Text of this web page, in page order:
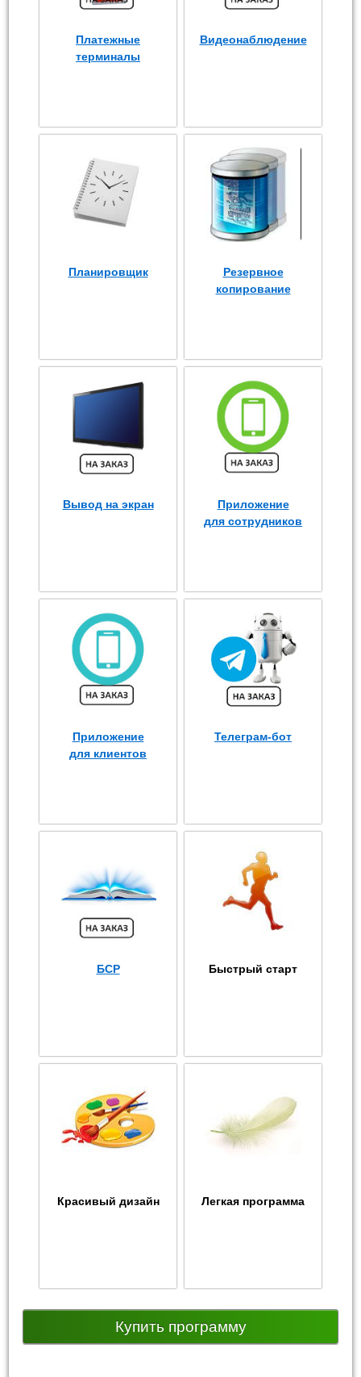
Платежные
терминалы
Видеонаблюдение
Планировщик
Резервное
копирование
Вывод на экран
Приложение
для сотрудников
Приложение
для клиентов
Телеграм-бот
БСР Быстрый старт
Красивый дизайн Легкая программа
Купить программу